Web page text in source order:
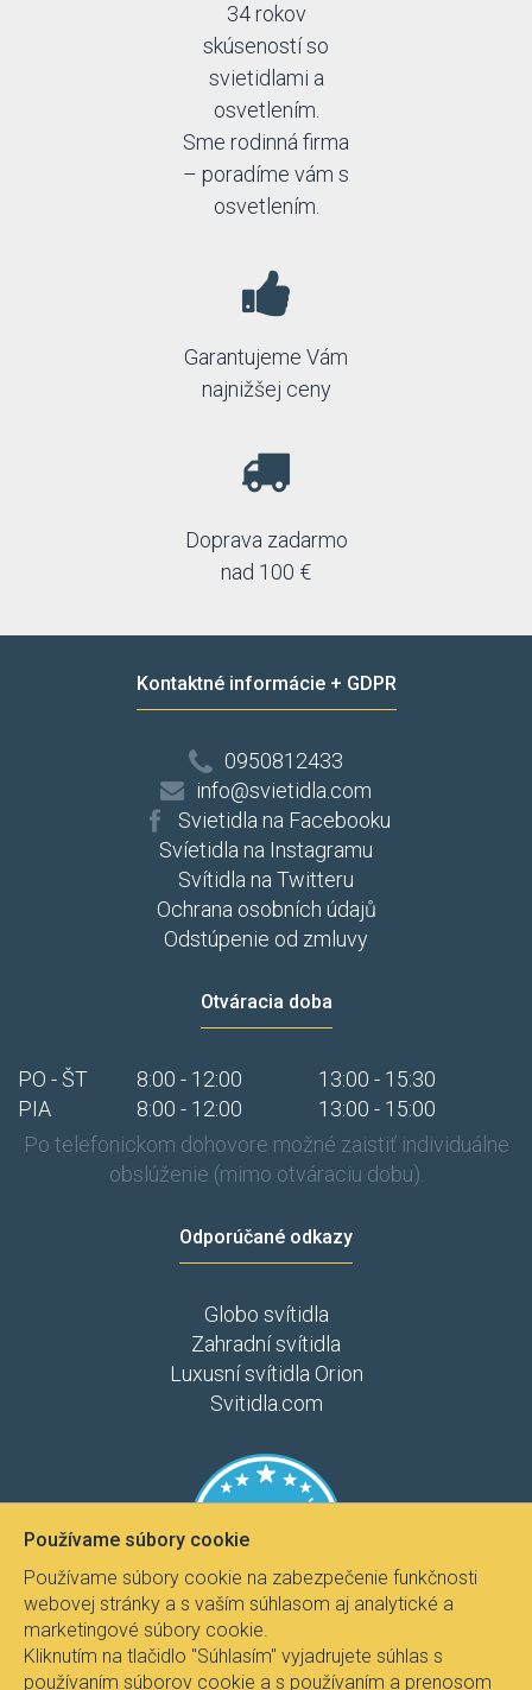
34 rokov
skúseností so
svietidlami a
osvetlením.
Sme rodinná firma
– poradíme vám s
osvetlením.
Garantujeme Vám
najnižšej ceny
Doprava zadarmo
nad 100 €
Kontaktné informácie + GDPR
0950812433
info@svietidla.com
Svietidla na Facebooku
Svíetidla na Instagramu
Svítidla na Twitteru
Ochrana osobních údajů
Odstúpenie od zmluvy
Otváracia doba
PO - ŠT 8:00 - 12:00
13:00 - 15:30
PIA
8:00 - 12:00
13:00 - 15:00
Po telefonickom dohovore možné zaistiť individuálne
obslúženie (mimo otváraciu dobu).
Odporúčané odkazy
Globo svítidla
Zahradní svítidla
Luxusní svítidla Orion
Svitidla.com
Používame súbory cookie
Používame súbory cookie na zabezpečenie funkčnosti
webovej stránky a s vaším súhlasom aj analytické a
marketingové súbory cookie.
Kliknutím na tlačidlo "Súhlasím" vyjadrujete súhlas s
používaním súborov cookie a s používaním a prenosom